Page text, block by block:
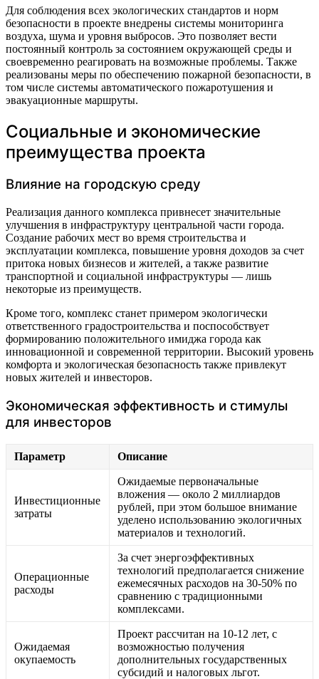
Для соблюдения всех экологических стандартов и норм
безопасности в проекте внедрены системы мониторинга
воздуха, шума и уровня выбросов. Это позволяет вести
постоянный контроль за состоянием окружающей среды и
своевременно реагировать на возможные проблемы. Также
реализованы меры по обеспечению пожарной безопасности, в
том числе системы автоматического пожаротушения и
эвакуационные маршруты.
Социальные и экономические
преимущества проекта
Влияние на городскую среду
Реализация данного комплекса привнесет значительные
улучшения в инфраструктуру центральной части города.
Создание рабочих мест во время строительства и
эксплуатации комплекса, повышение уровня доходов за счет
притока новых бизнесов и жителей, а также развитие
транспортной и социальной инфраструктуры — лишь
некоторые из преимуществ.
Кроме того, комплекс станет примером экологически
ответственного градостроительства и поспособствует
формированию положительного имиджа города как
инновационной и современной территории. Высокий уровень
комфорта и экологическая безопасность также привлекут
новых жителей и инвесторов.
Экономическая эффективность и стимулы
для инвесторов
Параметр Описание
Инвестиционные
затраты
Ожидаемые первоначальные
вложения — около 2 миллиардов
рублей, при этом большое внимание
уделено использованию экологичных
материалов и технологий.
Операционные
расходы
За счет энергоэффективных
технологий предполагается снижение
ежемесячных расходов на 30-50% по
сравнению с традиционными
комплексами.
Ожидаемая
окупаемость
Проект рассчитан на 10-12 лет, с
возможностью получения
дополнительных государственных
субсидий и налоговых льгот.